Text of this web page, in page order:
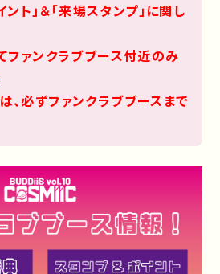
ト」＆「来場スタンプ」に関し
ファンクラブブース付近のみ
、必ずファンクラブブースまで